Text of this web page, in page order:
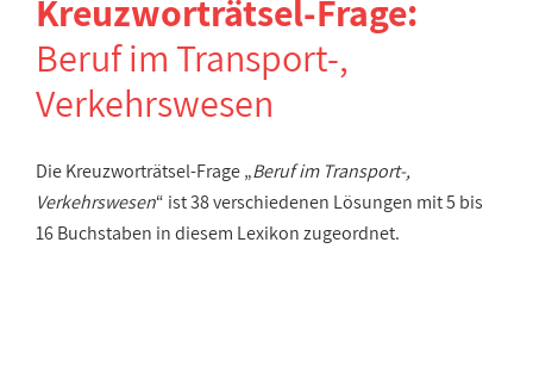
Kreuzworträtsel-Frage:
Beruf im Transport-,
Verkehrswesen
Die Kreuzworträtsel-Frage „Beruf im Transport-,
Verkehrswesen“ ist 38 verschiedenen Lösungen mit 5 bis
16 Buchstaben in diesem Lexikon zugeordnet.